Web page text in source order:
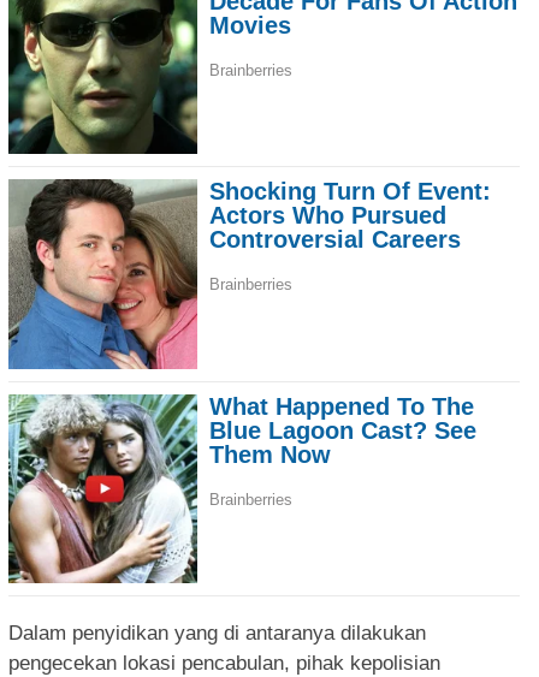
Dalam penyidikan yang di antaranya dilakukan
pengecekan lokasi pencabulan, pihak kepolisian